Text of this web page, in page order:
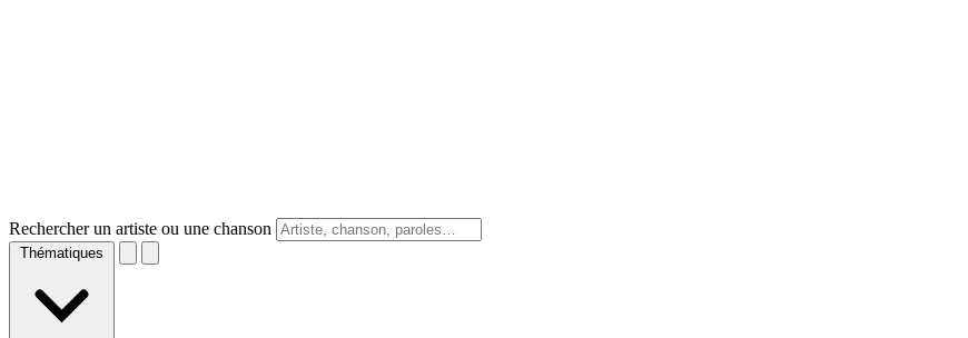
Rechercher un artiste ou une chanson
Thématiques